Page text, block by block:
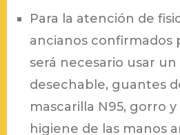
Para la atención de
ancianos confirmados
será necesario usar un
desechable, guantes
mascarilla N95, gorro y
higiene de las manos